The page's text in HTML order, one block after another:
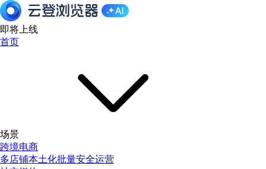
即将上线
首页
场景
跨境电商
多店铺本土化批量安全运营